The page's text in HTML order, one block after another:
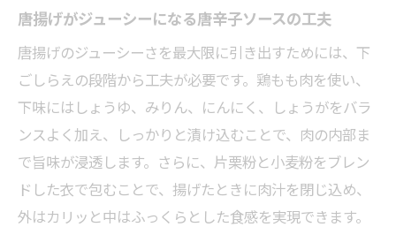
唐揚げがジューシーになる唐辛子ソースの工夫
唐揚げのジューシーさを最大限に引き出すためには、下
ごしらえの段階から工夫が必要です。鶏もも肉を使い、
下味にはしょうゆ、みりん、にんにく、しょうがをバラ
ンスよく加え、しっかりと漬け込むことで、肉の内部ま
で旨味が浸透します。さらに、片栗粉と小麦粉をブレン
ドした衣で包むことで、揚げたときに肉汁を閉じ込め、
外はカリッと中はふっくらとした食感を実現できます。